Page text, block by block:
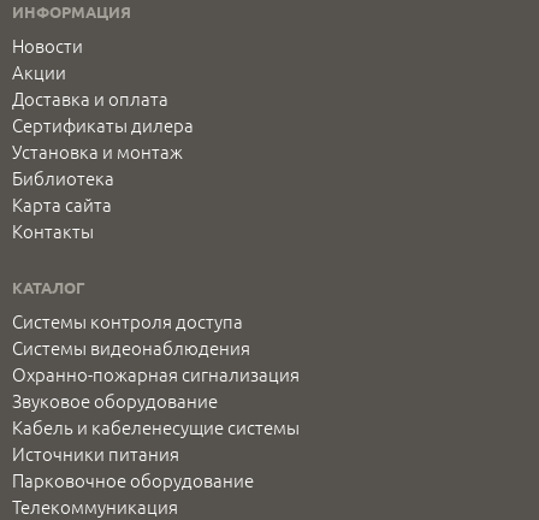
ИНФОРМАЦИЯ
Новости
Акции
Доставка и оплата
Сертификаты дилера
Установка и монтаж
Библиотека
Карта сайта
Контакты
КАТАЛОГ
Системы контроля доступа
Системы видеонаблюдения
Охранно-пожарная сигнализация
Звуковое оборудование
Кабель и кабеленесущие системы
Источники питания
Парковочное оборудование
Телекоммуникация